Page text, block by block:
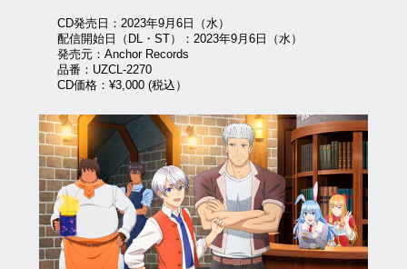
CD発売日：2023年9月6日（水）
配信開始日（DL・ST）：2023年9月6日（水）
発売元：Anchor Records
品番：UZCL-2270
CD価格：¥3,000 (税込）